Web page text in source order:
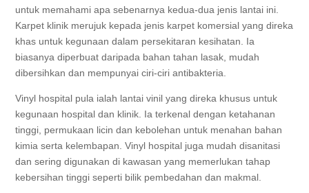
untuk memahami apa sebenarnya kedua-dua jenis lantai ini.
Karpet klinik merujuk kepada jenis karpet komersial yang direka
khas untuk kegunaan dalam persekitaran kesihatan. Ia
biasanya diperbuat daripada bahan tahan lasak, mudah
dibersihkan dan mempunyai ciri-ciri antibakteria.
Vinyl hospital pula ialah lantai vinil yang direka khusus untuk
kegunaan hospital dan klinik. Ia terkenal dengan ketahanan
tinggi, permukaan licin dan kebolehan untuk menahan bahan
kimia serta kelembapan. Vinyl hospital juga mudah disanitasi
dan sering digunakan di kawasan yang memerlukan tahap
kebersihan tinggi seperti bilik pembedahan dan makmal.